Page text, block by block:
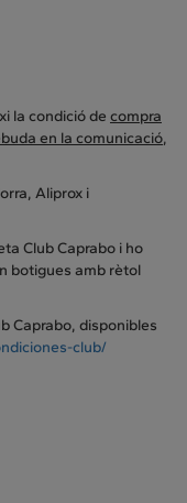
la condició de compra
en la comunicació,
Aliprox i
Club Caprabo i ho
botigues amb rètol
Caprabo, disponibles
club/